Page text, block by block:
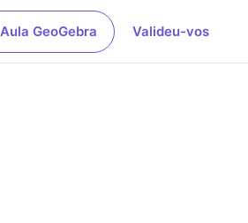
Aula GeoGebra Valideu-vos